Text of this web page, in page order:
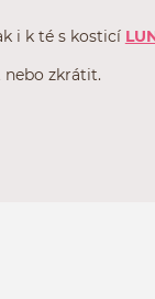
i k té s kosticí
zkrátit.